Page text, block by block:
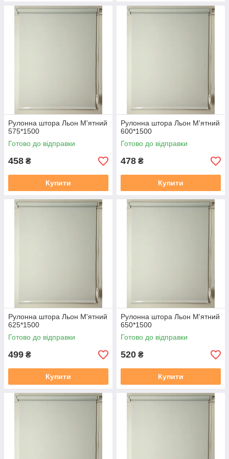
Рулонна штора Льон М'ятний
575*1500
Готово до відправки
458 ₴
Купити
Рулонна штора Льон М'ятний
600*1500
Готово до відправки
478 ₴
Купити
Рулонна штора Льон М'ятний
625*1500
Готово до відправки
499 ₴
Купити
Рулонна штора Льон М'ятний
650*1500
Готово до відправки
520 ₴
Купити